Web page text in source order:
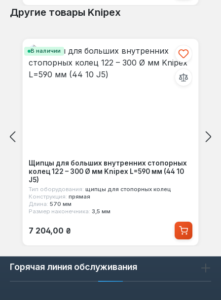
Другие товары Knipex
В наличии
Щипцы для больших внутренних стопорных
колец 122 – 300 Ø мм Knipex L=590 мм (44 10
J5)
Тип оборудования: щипцы для стопорных колец
Конструкция: прямая
Длина: 570 мм
Размер наконечника: 3,5 мм
Обычная цена:
7 204,00 ₴
Горячая линия обслуживания